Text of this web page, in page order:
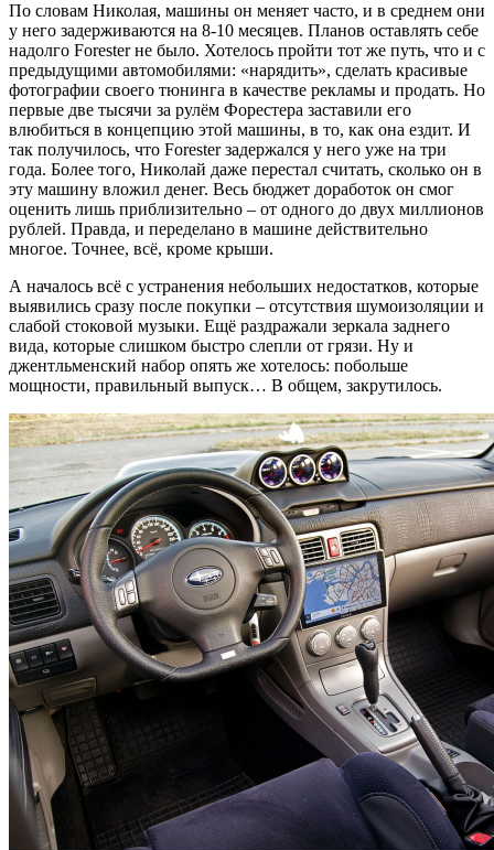
По словам Николая, машины он меняет часто, и в среднем они
у него задерживаются на 8-10 месяцев. Планов оставлять себе
надолго Forester не было. Хотелось пройти тот же путь, что и с
предыдущими автомобилями: «нарядить», сделать красивые
фотографии своего тюнинга в качестве рекламы и продать. Но
первые две тысячи за рулём Форестера заставили его
влюбиться в концепцию этой машины, в то, как она ездит. И
так получилось, что Forester задержался у него уже на три
года. Более того, Николай даже перестал считать, сколько он в
эту машину вложил денег. Весь бюджет доработок он смог
оценить лишь приблизительно – от одного до двух миллионов
рублей. Правда, и переделано в машине действительно
многое. Точнее, всё, кроме крыши.
А началось всё с устранения небольших недостатков, которые
выявились сразу после покупки – отсутствия шумоизоляции и
слабой стоковой музыки. Ещё раздражали зеркала заднего
вида, которые слишком быстро слепли от грязи. Ну и
джентльменский набор опять же хотелось: побольше
мощности, правильный выпуск… В общем, закрутилось.